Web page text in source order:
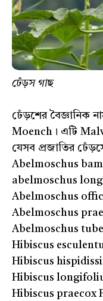
ঢেঁড়স গাছ
ঢেঁড়শের বৈজ্ঞানিক
Moench। এটি
যেসব প্রজাতির
Abelmoschus
abelmoschus
Abelmoschus
Abelmoschus
Abelmoschus
Hibiscus
Hibiscus
Hibiscus
Hibiscus praecox